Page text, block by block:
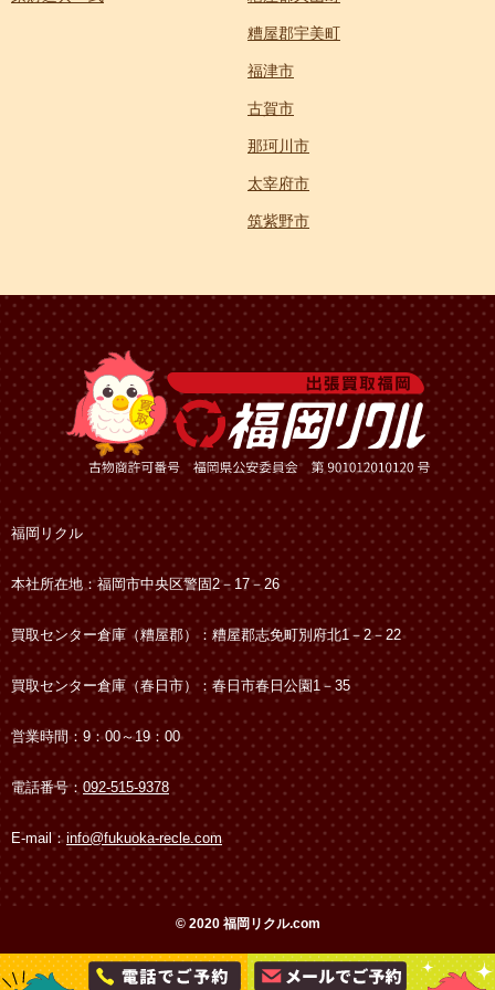
糟屋郡宇美町
福津市
古賀市
那珂川市
太宰府市
筑紫野市
福岡リクル
本社所在地：福岡市中央区警固2－17－26
買取センター倉庫（糟屋郡）：糟屋郡志免町別府北1－2－22
買取センター倉庫（春日市）：春日市春日公園1－35
営業時間：9：00～19：00
電話番号： 092-515-9378
E-mail：info@fukuoka-recle.com
© 2020 福岡リクル.com